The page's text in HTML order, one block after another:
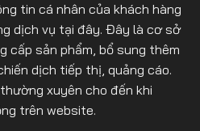
tin cá nhân của khách hàng
dịch vụ tại đây. Đây là cơ sở
cấp sản phẩm, bổ sung thêm
dịch tiếp thị, quảng cáo.
xuyên cho đến khi
trên website.